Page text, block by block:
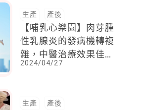
生產 產後
【哺乳心樂園】肉芽腫
性乳腺炎的發病機轉複
雜，中醫治療效果佳，
從解決沒有出口的情緒
2024/04/27
生產 產後